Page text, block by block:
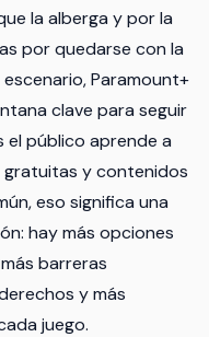
la alberga y por la
por quedarse con la
Paramount+
clave para seguir
público aprende a
gratuitas y contenidos
eso significa una
hay más opciones
barreras
y más
juego.